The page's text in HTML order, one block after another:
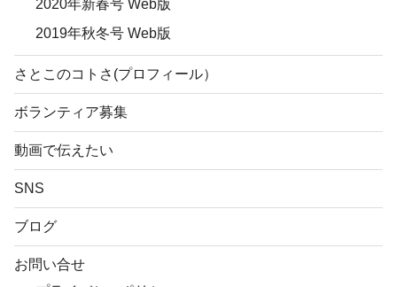
2020年新春号 Web版
2019年秋冬号 Web版
さとこのコトさ(プロフィール）
ボランティア募集
動画で伝えたい
SNS
ブログ
お問い合せ